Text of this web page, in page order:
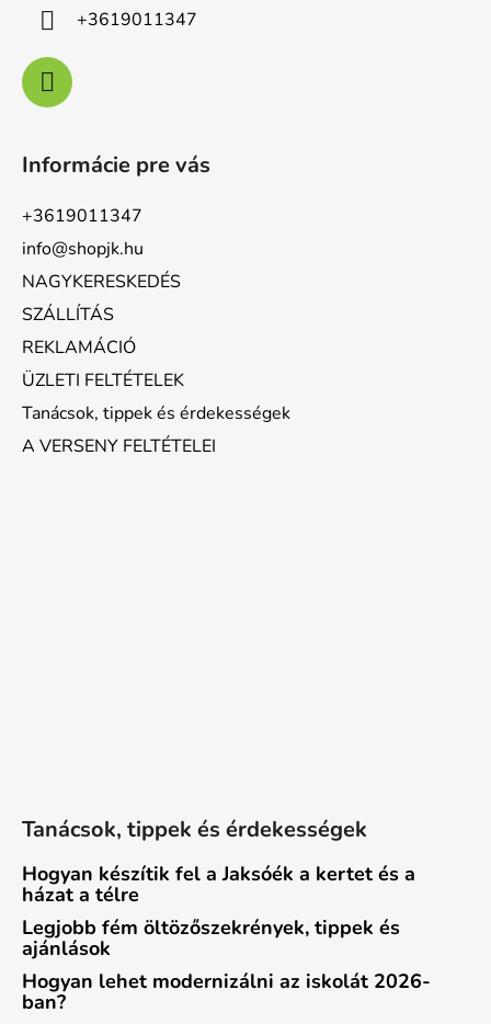
+3619011347
Informácie pre vás
+3619011347
info@shopjk.hu
NAGYKERESKEDÉS
SZÁLLÍTÁS
REKLAMÁCIÓ
ÜZLETI FELTÉTELEK
Tanácsok, tippek és érdekességek
A VERSENY FELTÉTELEI
Tanácsok, tippek és érdekességek
Hogyan készítik fel a Jaksóék a kertet és a
házat a télre
Legjobb fém öltözőszekrények, tippek és
ajánlások
Hogyan lehet modernizálni az iskolát 2026-
ban?